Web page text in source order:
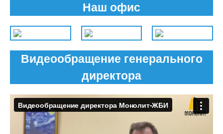
Наш офис
Видеообращение генерального
директора